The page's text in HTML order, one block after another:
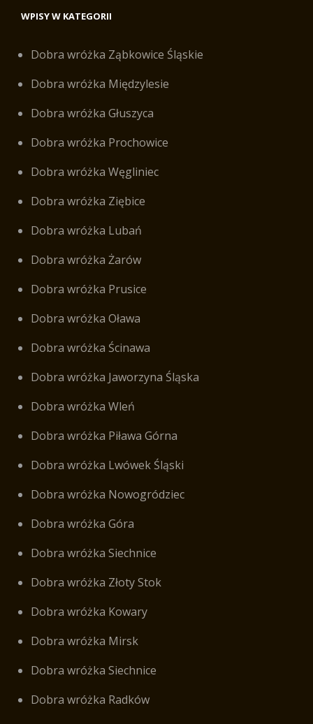
WPISY W KATEGORII
Dobra wróżka Ząbkowice Śląskie
Dobra wróżka Międzylesie
Dobra wróżka Głuszyca
Dobra wróżka Prochowice
Dobra wróżka Węgliniec
Dobra wróżka Ziębice
Dobra wróżka Lubań
Dobra wróżka Żarów
Dobra wróżka Prusice
Dobra wróżka Oława
Dobra wróżka Ścinawa
Dobra wróżka Jaworzyna Śląska
Dobra wróżka Wleń
Dobra wróżka Piława Górna
Dobra wróżka Lwówek Śląski
Dobra wróżka Nowogródziec
Dobra wróżka Góra
Dobra wróżka Siechnice
Dobra wróżka Złoty Stok
Dobra wróżka Kowary
Dobra wróżka Mirsk
Dobra wróżka Siechnice
Dobra wróżka Radków